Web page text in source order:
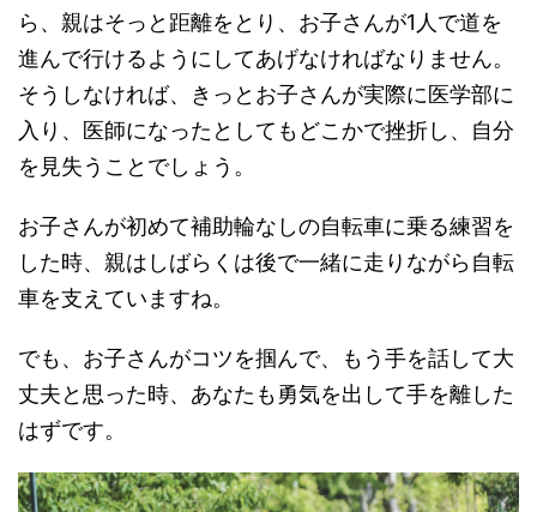
ら、親はそっと距離をとり、お子さんが1人で道を
進んで行けるようにしてあげなければなりません。
そうしなければ、きっとお子さんが実際に医学部に
入り、医師になったとしてもどこかで挫折し、自分
を見失うことでしょう。
お子さんが初めて補助輪なしの自転車に乗る練習を
した時、親はしばらくは後で一緒に走りながら自転
車を支えていますね。
でも、お子さんがコツを掴んで、もう手を話して大
丈夫と思った時、あなたも勇気を出して手を離した
はずです。